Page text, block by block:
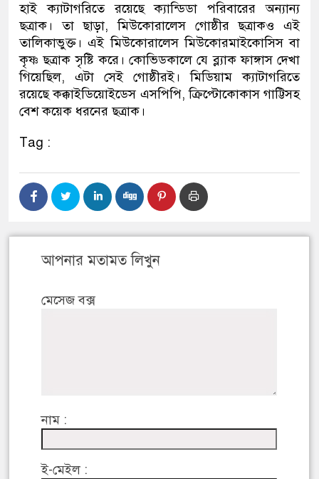
হাই ক্যাটাগরিতে রয়েছে ক্যান্ডিডা পরিবারের অন্যান্য
ছত্রাক। তা ছাড়া, মিউকোরালেস গোষ্ঠীর ছত্রাকও এই
তালিকাভুক্ত। এই মিউকোরালেস মিউকোরমাইকোসিস বা
কৃষ্ণ ছত্রাক সৃষ্টি করে। কোভিডকালে যে ব্ল্যাক ফাঙ্গাস দেখা
গিয়েছিল, এটা সেই গোষ্ঠীরই। মিডিয়াম ক্যাটাগরিতে
রয়েছে কক্কাইডিয়োইডেস এসপিপি, ক্রিপ্টোকোকাস গাট্টিসহ
বেশ কয়েক ধরনের ছত্রাক।
Tag :
আপনার মতামত লিখুন
মেসেজ বক্স
নাম :
ই-মেইল :